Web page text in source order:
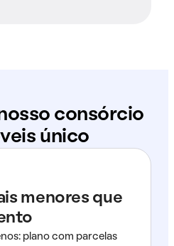
consórcio
único
menores que
plano com parcelas